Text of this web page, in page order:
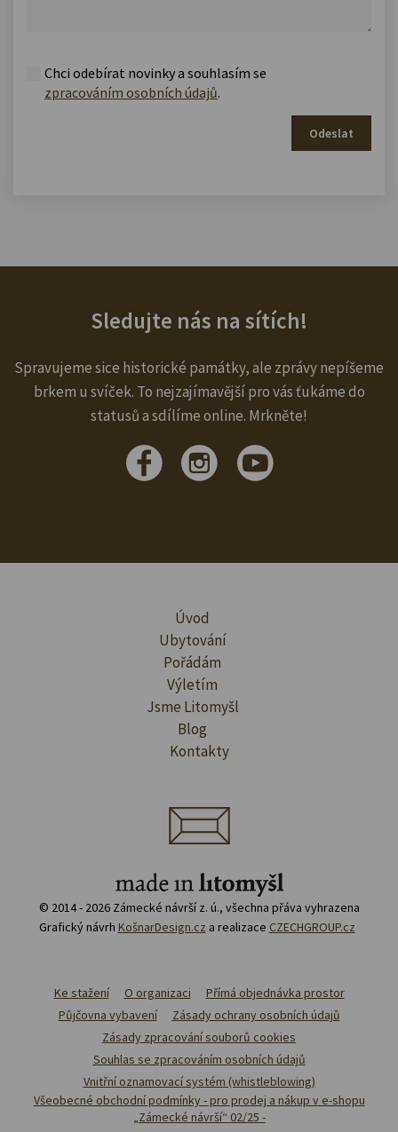
Chci odebírat novinky a souhlasím se
zpracováním osobních údajů.
Odeslat
Sledujte nás na sítích!
Spravujeme sice historické památky, ale zprávy nepíšeme
brkem u svíček. To nejzajímavější pro vás ťukáme do
statusů a sdílíme online. Mrkněte!
Úvod
Ubytování
Pořádám
Výletím
Jsme Litomyšl
Blog
Kontakty
© 2014 - 2026 Zámecké návrší z. ú., všechna přáva vyhrazena
Grafický návrh KošnarDesign.cz a realizace CZECHGROUP.cz
Ke stažení O organizaci
Přímá objednávka prostor
Půjčovna vybavení
Zásady ochrany osobních údajů
Zásady zpracování souborů cookies
Souhlas se zpracováním osobních údajů
Vnitřní oznamovací systém (whistleblowing)
Všeobecné obchodní podmínky - pro prodej a nákup v e-shopu
„Zámecké návrší“ 02/25 -